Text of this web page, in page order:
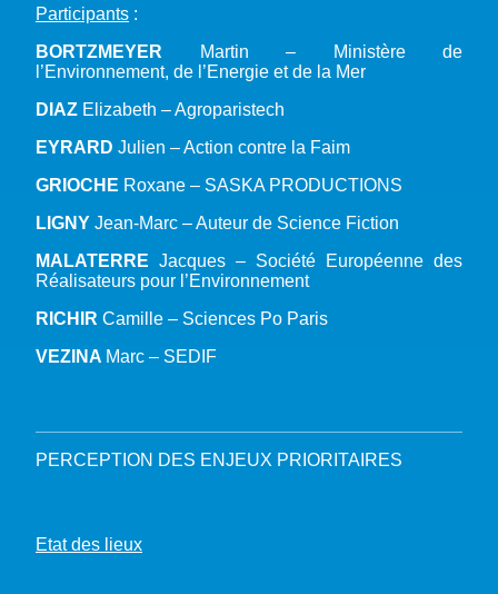
Participants :
BORTZMEYER
Martin – Ministère de
l’Environnement, de l’Energie et de la Mer
DIAZ Elizabeth – Agroparistech
EYRARD Julien – Action contre la Faim
GRIOCHE Roxane – SASKA PRODUCTIONS
LIGNY Jean-Marc – Auteur de Science Fiction
MALATERRE Jacques – Société Européenne des
Réalisateurs pour l’Environnement
RICHIR Camille – Sciences Po Paris
VEZINA Marc – SEDIF
PERCEPTION DES ENJEUX PRIORITAIRES
Etat des lieux